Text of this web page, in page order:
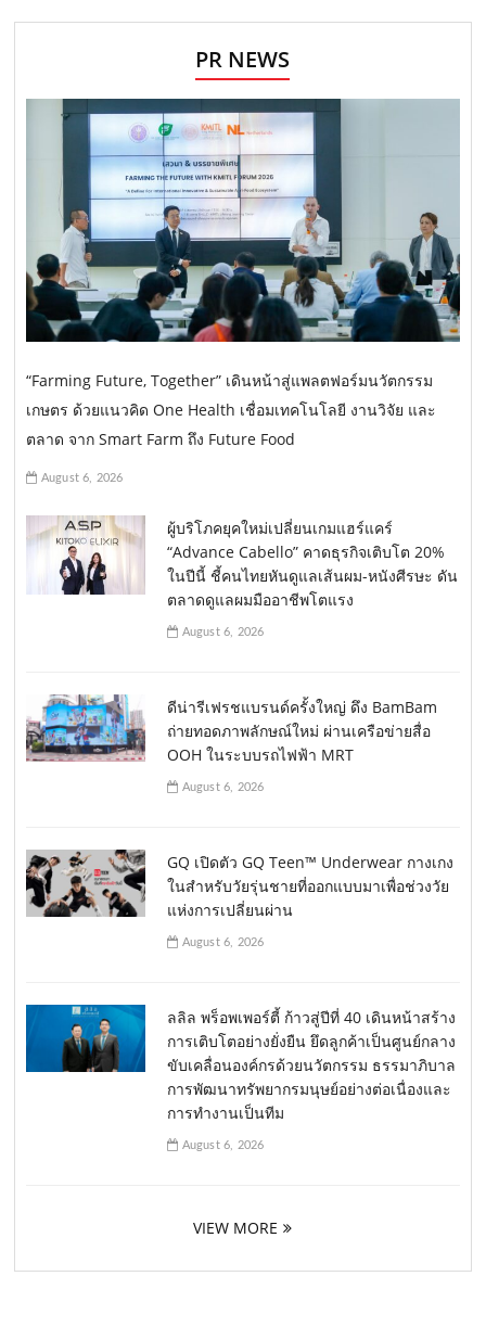
PR NEWS
“Farming Future, Together” เดินหน้าสู่แพลตฟอร์มนวัตกรรม
เกษตร ด้วยแนวคิด One Health เชื่อมเทคโนโลยี งานวิจัย และ
ตลาด จาก Smart Farm ถึง Future Food
August 6, 2026
ผู้บริโภคยุคใหม่เปลี่ยนเกมแฮร์แคร์
“Advance Cabello” คาดธุรกิจเติบโต 20%
ในปีนี้ ชี้คนไทยหันดูแลเส้นผม-หนังศีรษะ ดัน
ตลาดดูแลผมมืออาชีพโตแรง
August 6, 2026
ดีน่ารีเฟรชแบรนด์ครั้งใหญ่ ดึง BamBam
ถ่ายทอดภาพลักษณ์ใหม่ ผ่านเครือข่ายสื่อ
OOH ในระบบรถไฟฟ้า MRT
August 6, 2026
GQ เปิดตัว GQ Teen™ Underwear กางเกง
ในสำหรับวัยรุ่นชายที่ออกแบบมาเพื่อช่วงวัย
แห่งการเปลี่ยนผ่าน
August 6, 2026
ลลิล พร็อพเพอร์ตี้ ก้าวสู่ปีที่ 40 เดินหน้าสร้าง
การเติบโตอย่างยั่งยืน ยึดลูกค้าเป็นศูนย์กลาง
ขับเคลื่อนองค์กรด้วยนวัตกรรม ธรรมาภิบาล
การพัฒนาทรัพยากรมนุษย์อย่างต่อเนื่องและ
การทำงานเป็นทีม
August 6, 2026
VIEW MORE